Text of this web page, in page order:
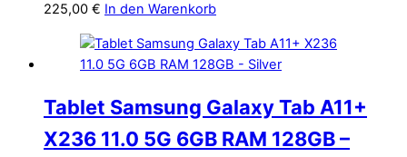
225,00 € In den Warenkorb
Tablet Samsung Galaxy Tab A11+
X236 11.0 5G 6GB RAM 128GB –